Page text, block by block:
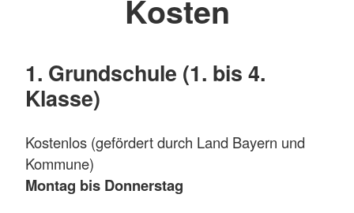
Kosten
1. Grundschule (1. bis 4.
Klasse)
Kostenlos (gefördert durch Land Bayern und
Kommune)
Montag bis Donnerstag